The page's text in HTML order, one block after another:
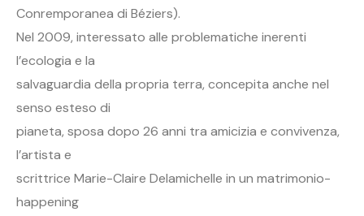
Conremporanea di Béziers).
Nel 2009, interessato alle problematiche inerenti
l’ecologia e la
salvaguardia della propria terra, concepita anche nel
senso esteso di
pianeta, sposa dopo 26 anni tra amicizia e convivenza,
l’artista e
scrittrice Marie-Claire Delamichelle in un matrimonio-
happening